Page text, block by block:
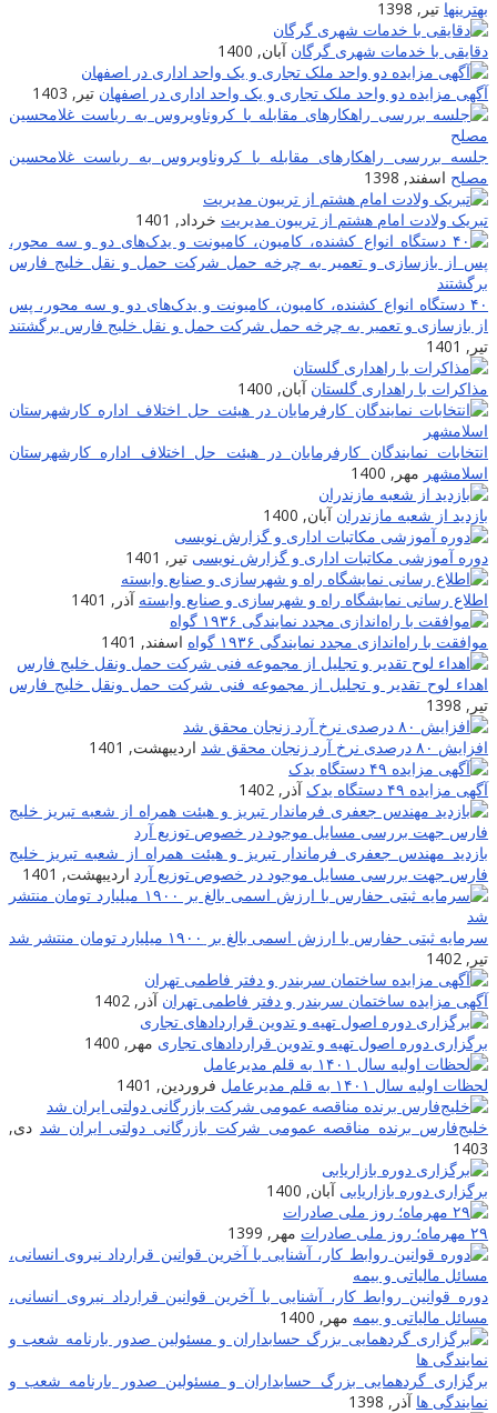
بهترینها تیر, 1398
دقایقی با خدمات شهری گرگان آبان, 1400
آگهی مزایده دو واحد ملک تجاری و یک واحد اداری در اصفهان تیر, 1403
جلسه بررسی راهکارهای مقابله با کروناویروس به ریاست غلامحسین
مصلح اسفند, 1398
تبریک ولادت امام هشتم از تریبون مدیریت خرداد, 1401
۴۰ دستگاه انواع کشنده، کامیون، کامیونت و یدک‌های دو و سه محور، پس
از بازسازی و تعمیر به چرخه حمل شرکت حمل و نقل خلیج فارس برگشتند
تیر, 1401
مذاکرات با راهداری گلستان آبان, 1400
انتخابات نمایندگان کارفرمایان در هیئت حل اختلاف اداره کارشهرستان
اسلامشهر مهر, 1400
بازدید از شعبه مازندران آبان, 1400
دوره آموزشی مکاتبات اداری و گزارش نویسی تیر, 1401
اطلاع رسانی نمایشگاه راه و شهرسازی و صنایع وابسته آذر, 1401
موافقت با راه‌اندازی مجدد نمایندگی ۱۹۳۶ گواه
اسفند, 1401
اهداء لوح تقدیر و تجلیل از مجموعه فنی شرکت حمل ونقل خلیج فارس
تیر, 1398
افزایش ۸۰ درصدی نرخ آرد زنجان محقق شد
اردیبهشت, 1401
آگهی مزایده ۴۹ دستگاه یدک
آذر, 1402
بازدید مهندس جعفری فرماندار تبریز و هیئت همراه از شعبه تبریز خلیج
فارس جهت بررسی مسایل موجود در خصوص توزیع آرد اردیبهشت, 1401
سرمایه ثبتی حفارس با ارزش اسمی بالغ بر ۱۹۰۰ میلیارد تومان منتشر شد
تیر, 1402
آگهی مزایده ساختمان سربندر و دفتر فاطمی تهران آذر, 1402
برگزاری دوره اصول تهیه و تدوین قراردادهای تجاری مهر, 1400
لحظات اولیه سال ۱۴۰۱ به قلم مدیرعامل
فروردین, 1401
خلیج‌فارس برنده مناقصه عمومی شرکت بازرگانی دولتی ایران شد دی,
1403
برگزاری دوره بازاریابی آبان, 1400
۲۹ مهرماه؛ روز ملی صادرات
مهر, 1399
دوره قوانین روابط کار، آشنایی با آخرین قوانین قرارداد نیروی انسانی،
مسائل مالیاتی و بیمه مهر, 1400
برگزاری گردهمایی بزرگ حسابداران و مسئولین صدور بارنامه شعب و
نمایندگی ها آذر, 1398